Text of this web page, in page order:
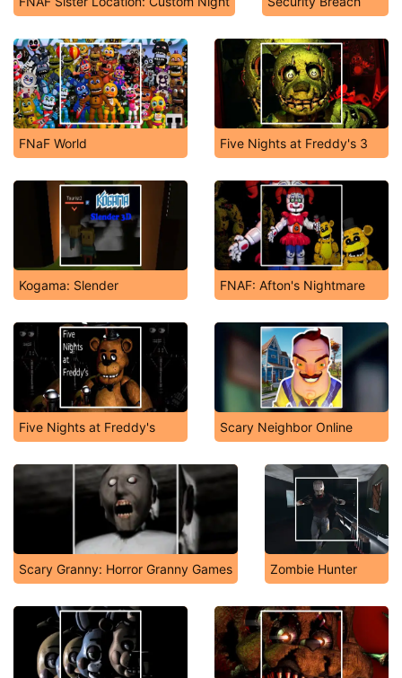
FNaF World Five Nights at Freddy's 3
Kogama: Slender FNAF: Afton's Nightmare
Five Nights at Freddy's Scary Neighbor Online
Scary Granny: Horror Granny Games Zombie Hunter